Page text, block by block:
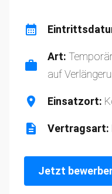
Art:
auf
Einsatzort:
Vertragsart:
Jetzt